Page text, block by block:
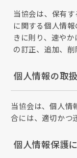
当協会は、保有
に関する個人情
きに則り、速や
の訂正、追加、削
個人情報の取
当協会は、個人情
合には、適切かつ
個人情報保護